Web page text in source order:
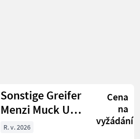
Sonstige Greifer
Menzi Muck UG
15
Cena
na
vyžádání
R. v. 2026